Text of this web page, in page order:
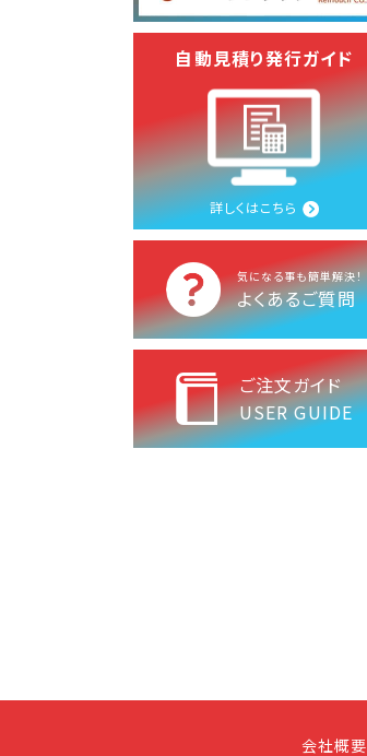
自動見積り発行ガイド
詳しくはこちら
気になる事も簡単解決！
よくあるご質問
ご注文ガイド
USER GUIDE
会社概要